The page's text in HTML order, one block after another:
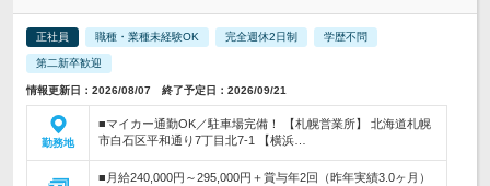
正社員 職種・業種未経験OK 完全週休2日制 学歴不問
第二新卒歓迎
情報更新日：2026/08/07 終了予定日：2026/09/21
勤務地
■マイカー通勤OK／駐車場完備！ 【札幌営業所】 北海道札幌
市白石区平和通り7丁目北7-1 【横浜…
■月給240,000円～295,000円＋賞与年2回（昨年実績3.0ヶ月）